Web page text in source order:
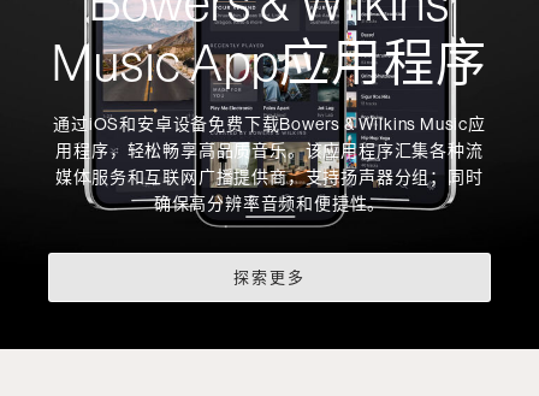
Music App应用程序
通过iOS和安卓设备免费下载Bowers & Wilkins Music应
用程序，轻松畅享高品质音乐。该应用程序汇集各种流
媒体服务和互联网广播提供商，支持扬声器分组；同时
确保高分辨率音频和便捷性。
探索更多